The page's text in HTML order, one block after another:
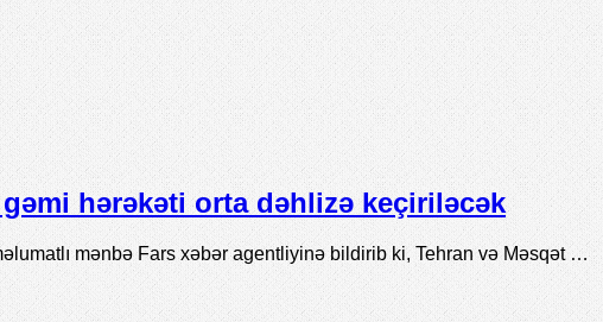
hərəkəti orta dəhlizə keçiriləcək
mənbə Fars xəbər agentliyinə bildirib ki, Tehran və Məsqət …